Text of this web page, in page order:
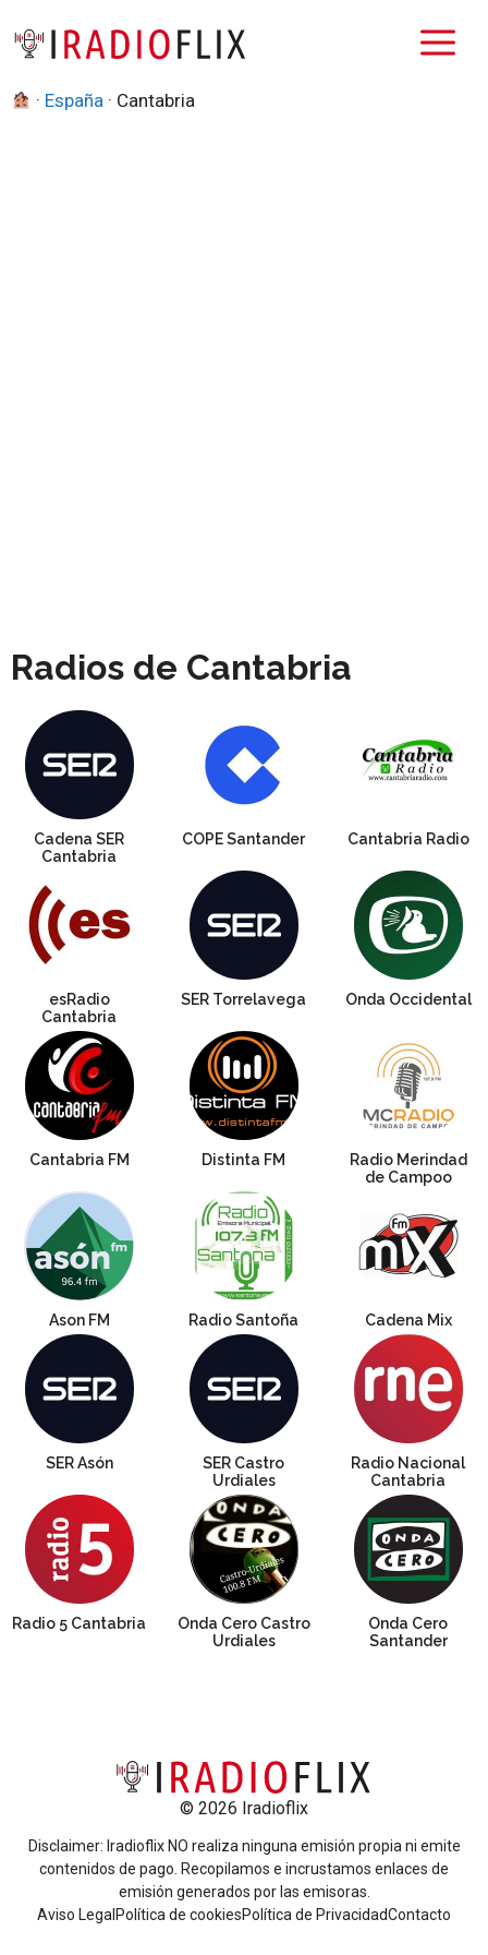
· España · Cantabria
Radios de Cantabria
Cadena SER
Cantabria
COPE Santander Cantabria Radio
esRadio
Cantabria
SER Torrelavega Onda Occidental
Cantabria FM Distinta FM
Radio Merindad
de Campoo
Ason FM Radio Santoña Cadena Mix
SER Asón
SER Castro
Urdiales
Radio Nacional
Cantabria
Radio 5 Cantabria
Onda Cero Castro
Urdiales
Onda Cero
Santander
© 2026 Iradioflix
Disclaimer: Iradioflix NO realiza ninguna emisión propia ni emite
contenidos de pago. Recopilamos e incrustamos enlaces de
emisión generados por las emisoras.
Aviso Legal Política de cookiesPolítica de PrivacidadContacto